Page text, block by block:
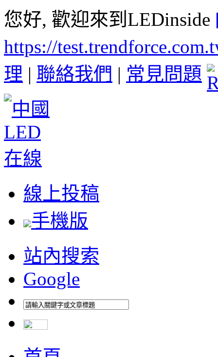
您好, 歡迎來到LEDinside
https://
理 | 聯絡我們 | 常見問題
線上投稿
手機版
站內搜索
Google